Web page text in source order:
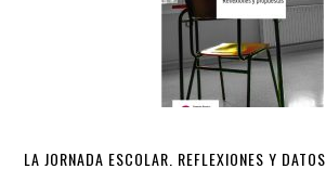
LA JORNADA ESCOLAR. REFLEXIONES Y DATOS